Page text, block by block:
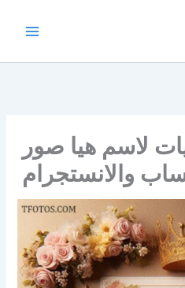
لاسم هيا صور
والانستجرام